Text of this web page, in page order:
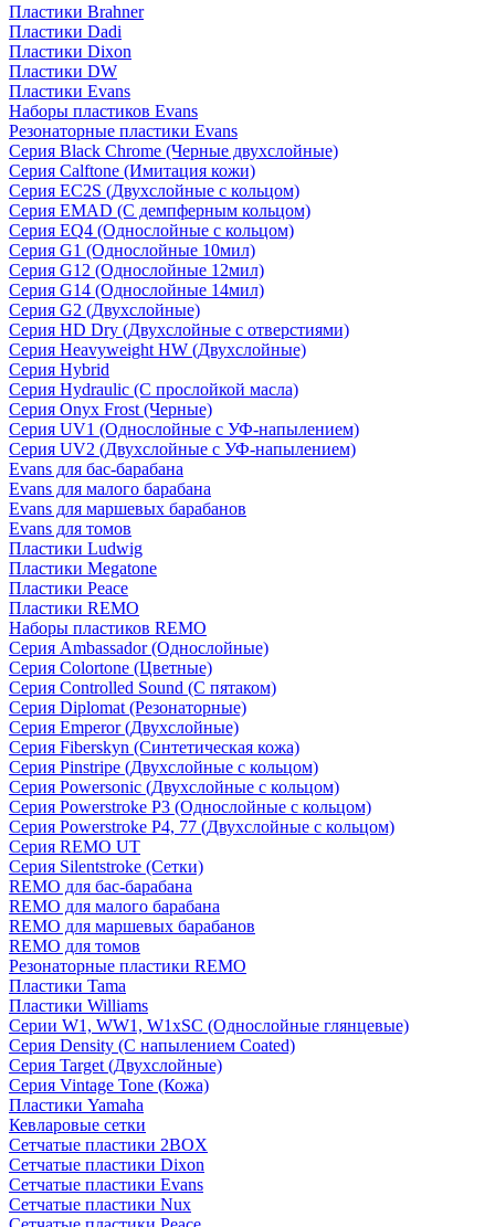
Пластики Brahner
Пластики Dadi
Пластики Dixon
Пластики DW
Пластики Evans
Наборы пластиков Evans
Резонаторные пластики Evans
Серия Black Chrome (Черные двухслойные)
Серия Calftone (Имитация кожи)
Серия EC2S (Двухслойные с кольцом)
Серия EMAD (С демпферным кольцом)
Серия EQ4 (Однослойные с кольцом)
Серия G1 (Однослойные 10мил)
Серия G12 (Однослойные 12мил)
Серия G14 (Однослойные 14мил)
Серия G2 (Двухслойные)
Серия HD Dry (Двухслойные с отверстиями)
Серия Heavyweight HW (Двухслойные)
Серия Hybrid
Серия Hydraulic (С прослойкой масла)
Серия Onyx Frost (Черные)
Серия UV1 (Однослойные с УФ-напылением)
Серия UV2 (Двухслойные с УФ-напылением)
Evans для бас-барабана
Evans для малого барабана
Evans для маршевых барабанов
Evans для томов
Пластики Ludwig
Пластики Megatone
Пластики Peace
Пластики REMO
Наборы пластиков REMO
Серия Ambassador (Однослойные)
Серия Colortone (Цветные)
Серия Controlled Sound (С пятаком)
Серия Diplomat (Резонаторные)
Серия Emperor (Двухслойные)
Серия Fiberskyn (Синтетическая кожа)
Серия Pinstripe (Двухслойные с кольцом)
Серия Powersonic (Двухслойные с кольцом)
Серия Powerstroke P3 (Однослойные с кольцом)
Серия Powerstroke P4, 77 (Двухслойные с кольцом)
Серия REMO UT
Серия Silentstroke (Сетки)
REMO для бас-барабана
REMO для малого барабана
REMO для маршевых барабанов
REMO для томов
Резонаторные пластики REMO
Пластики Tama
Пластики Williams
Серии W1, WW1, W1xSC (Однослойные глянцевые)
Серия Density (C напылением Coated)
Серия Target (Двухслойные)
Серия Vintage Tone (Кожа)
Пластики Yamaha
Кевларовые сетки
Сетчатые пластики 2BOX
Сетчатые пластики Dixon
Сетчатые пластики Evans
Сетчатые пластики Nux